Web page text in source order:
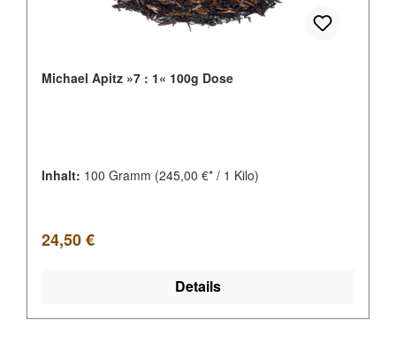
Michael Apitz »7 : 1« 100g Dose
Inhalt: 100 Gramm (245,00 €* / 1 Kilo)
Regulärer Preis:
24,50 €
Details